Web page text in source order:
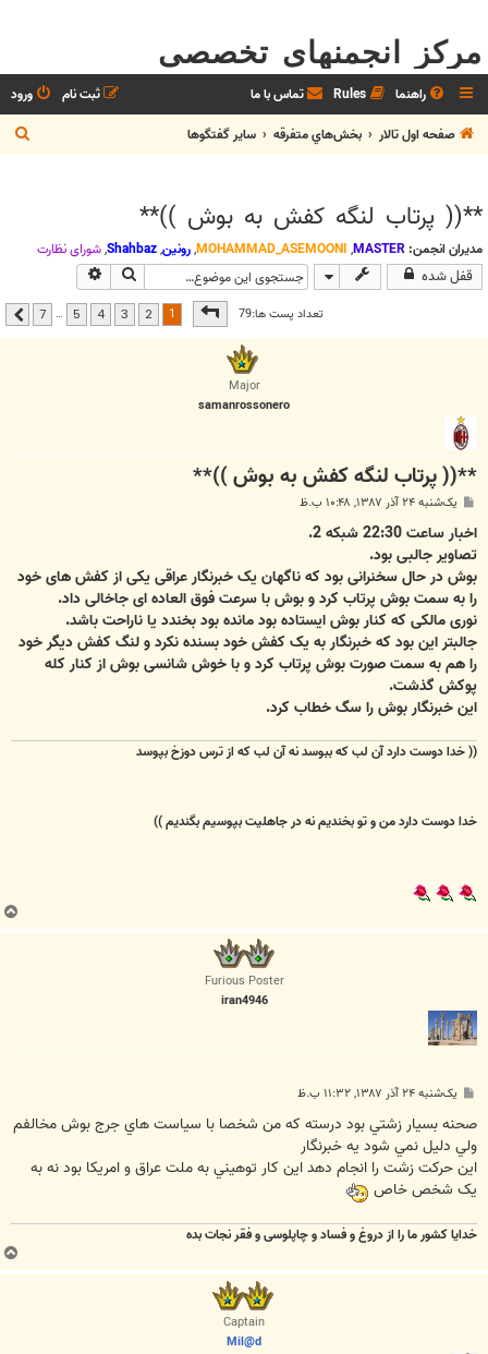
مرکز انجمنهای تخصصی
راهنما Rules تماس با ما ورود
ثبت نام
صفحه اول تالار
بخش‌‌هاي متفرقه ساير گفتگوها
ج
س
**(( پرتاب لنگه کفش به بوش ))**
مدیران انجمن: MASTER
,
MOHAMMAD_ASEMOONI
,رونین,
Shahbaz
,شوراي نظارت
قفل شده جستجو
تعداد پست ها:79صفحه از7
2
3
4
5
…
7 بعدی
Major
samanrossonero
**(( پرتاب لنگه کفش به بوش ))**
پ
ت
یک‌شنبه ۲۴ آذر ۱۳۸۷, ۱۰:۴۸ ب.ظ
اخبار ساعت 22:30 شبکه 2.
تصاویر جالبی بود.
بوش در حال سخنرانی بود که ناگهان یک خبرنگار عراقی یکی از کفش های خود
را به سمت بوش پرتاب کرد و بوش با سرعت فوق العاده ای جاخالی داد.
نوری مالکی که کنار بوش ایستاده بود مانده بود بخندد یا ناراحت باشد.
جالبتر این بود که خبرنگار به یک کفش خود بسنده نکرد و لنگ کفش دیگر خود
را هم به سمت صورت بوش پرتاب کرد و با خوش شانسی بوش از کنار کله
پوکش گذشت.
این خبرنگار بوش را سگ خطاب کرد.
(( خدا دوست دارد آن لب که ببوسدنه آن لب که از ترس دوزخ بپوسد
خدا دوست دارد من و تو بخندیمنه در جاهلیت بپوسیم بگندیم ))
ب
ا
Furious Poster
iran4946
پ
ت
یک‌شنبه ۲۴ آذر ۱۳۸۷, ۱۱:۳۲ ب.ظ
صحنه بسيار زشتي بود درسته که من شخصا با سياست هاي جرج بوش مخالفم
ولي دليل نمي شود يه خبرنگار
اين حرکت زشت را انجام دهد اين کار توهيني به ملت عراق و امريکا بود نه به
يک شخص خاص
خدایا کشور ما را از دروغ و فساد و چاپلوسی و فقر نجات بده
ب
ا
Captain
Mil@d